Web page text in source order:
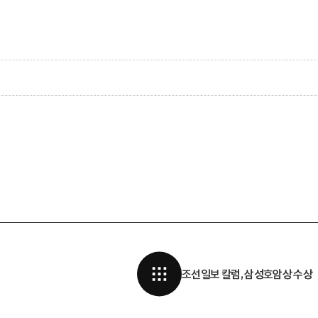
조선일보 칼럼, 삼성호암상 수상